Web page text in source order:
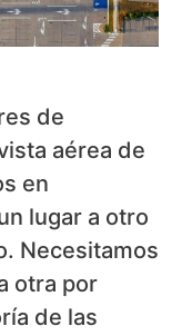
de
aérea de
en
lugar a otro
Necesitamos
otra por
de las